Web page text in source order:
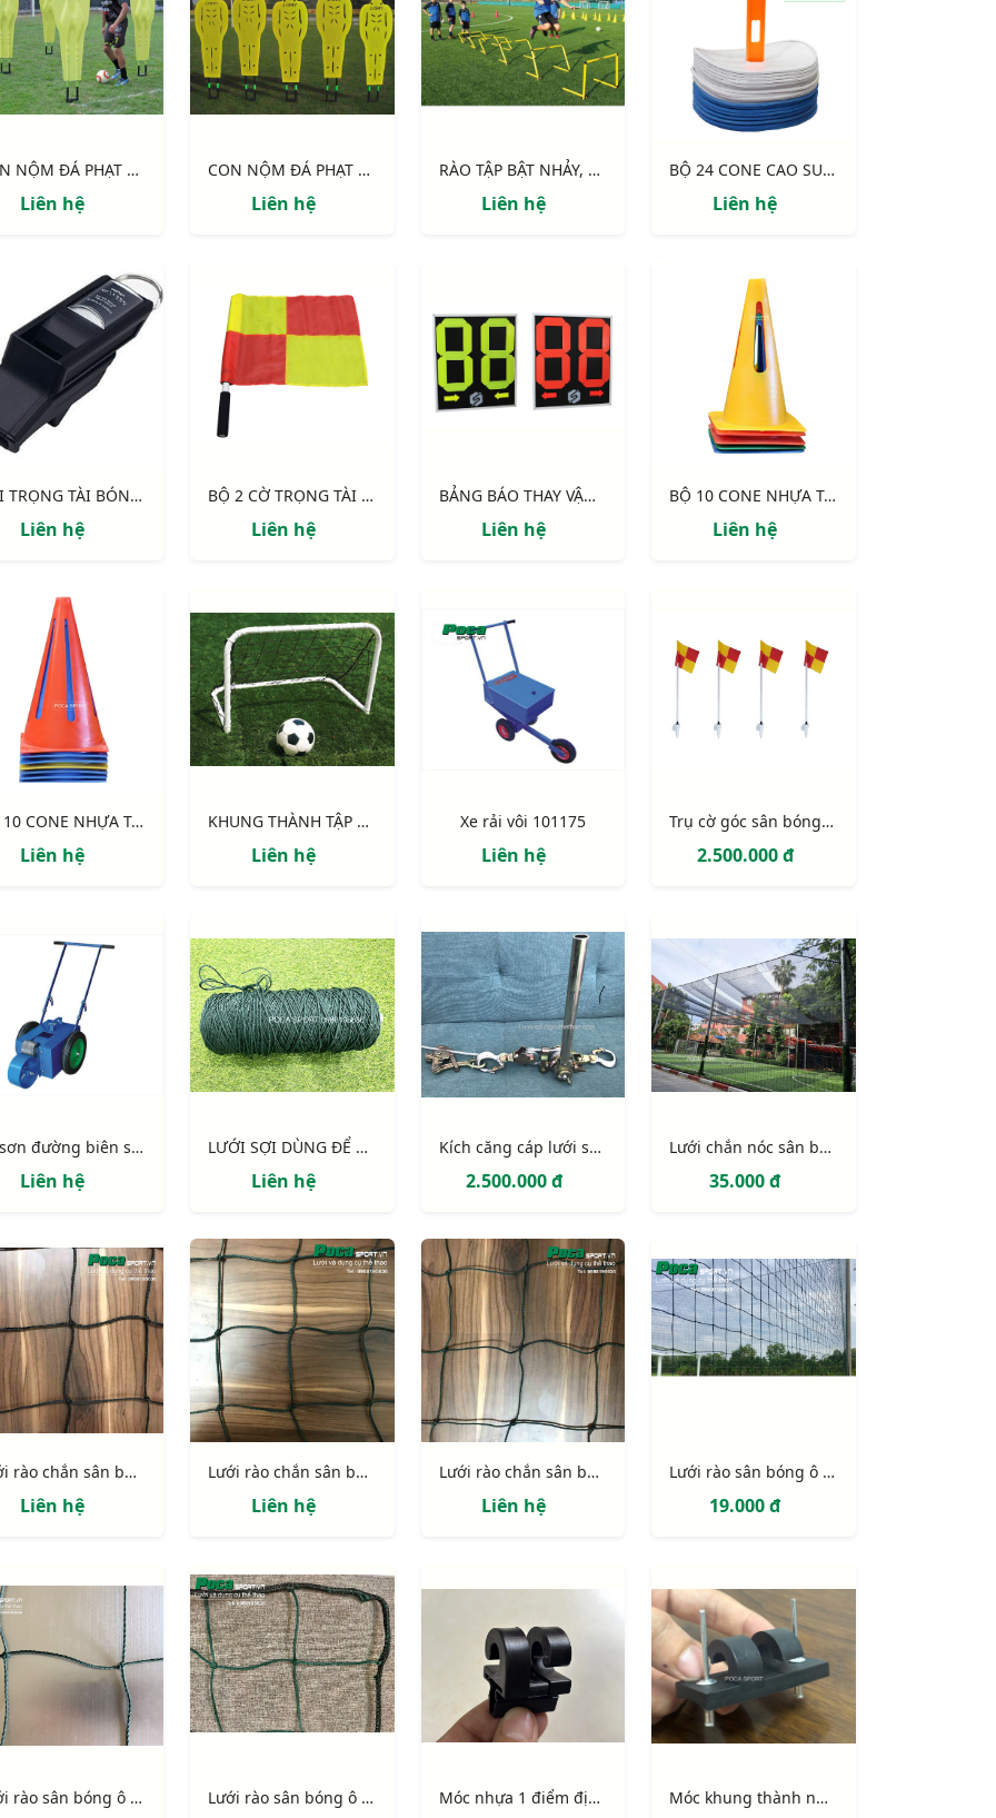
CON NỘM ĐÁ PHẠT BẰNG NHỰA TỔNG HỢP MÔN BÓNG ĐÁ S12546
Liên hệ
CON NỘM ĐÁ PHẠT BẰNG XỐP MÔN BÓNG ĐÁ S12545
Liên hệ
RÀO TẬP BẬT NHẢY, XẾP GẬP MÔN BÓNG ĐÁ S12541
Liên hệ
BỘ 24 CONE CAO SU PHẲNG DÙNG CHO MÔN BÓNG ĐÁ, ĐƯỜNG KÍNH 20CM
Liên hệ
CÒI TRỌNG TÀI BÓNG ĐÁ MOLTEN VALKEEN
Liên hệ
BỘ 2 CỜ TRỌNG TÀI BIÊN
Liên hệ
BẢNG BÁO THAY VẬN ĐỘNG VIÊN, BÙ GIỜ
Liên hệ
BỘ 10 CONE NHỰA TẬP CHIẾN THUẬT MÔN BÓNG ĐÁ, CHIỀU CAO 31CM
Liên hệ
BỘ 10 CONE NHỰA TẬP CHIẾN THUẬT MÔN BÓNG ĐÁ, CHIỀU CAO 23CM
Liên hệ
KHUNG THÀNH TẬP KỸ NĂNG BÓNG ĐÁ S12006
Liên hệ
Xe rải vôi 101175
Liên hệ
Trụ cờ góc sân bóng đá
2.500.000 đ
Xe sơn đường biên sân bóng 101176
Liên hệ
LƯỚI SỢI DÙNG ĐỂ MAY VÁ LƯỚI SÂN BÓNG
Liên hệ
Kích căng cáp lưới sân bóng
2.500.000 đ
Lưới chắn nóc sân bóng sợi PE, ô 150mm, có gắng lưới che mát
35.000 đ
Lưới rào chắn sân bóng ô 120mm sợi BR 3.0mm
Liên hệ
Lưới rào chắn sân bóng ô 120mm sợi BR 2,5mm
Liên hệ
Lưới rào chắn sân bóng ô 120mm sợi 2,5mm
Liên hệ
Lưới rào sân bóng ô 135mm sợi 3mm
19.000 đ
Lưới rào sân bóng ô 135mm sợi 2,7mm Lưới rào sân bóng ô 135mm sợi 4mm Móc nhựa 1 điểm định vị có chốt Móc khung thành nhựa PVC 2 điểm định vị (móc lưới khung thành)